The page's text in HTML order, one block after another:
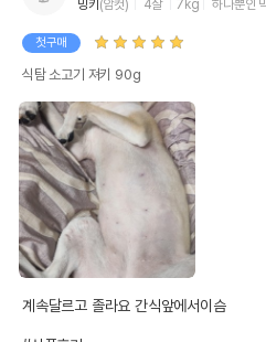
밍키(암컷) 4살 7kg 하나뿐인
첫구매
식탐 소고기 져키 90g
계속달르고 졸라요 간식앞에서이슴